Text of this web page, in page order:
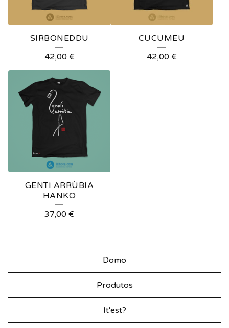
SIRBONEDDU
42,00 €
CUCUMEU
42,00 €
GENTI ARRÙBIA
HANKO
37,00 €
Domo
Produtos
It'est?